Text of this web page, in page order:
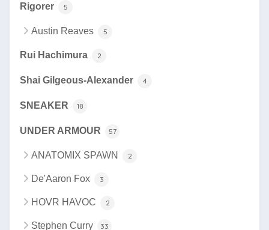
Rigorer 5
Austin Reaves 5
Rui Hachimura 2
Shai Gilgeous-Alexander 4
SNEAKER 18
UNDER ARMOUR 57
ANATOMIX SPAWN 2
De'Aaron Fox 3
HOVR HAVOC 2
Stephen Curry 33